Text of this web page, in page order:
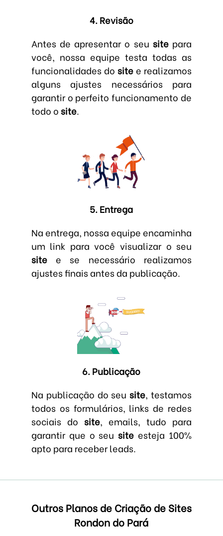
4. Revisão
Antes de apresentar o seu site para
você, nossa equipe testa todas as
funcionalidades do sitee realizamos
alguns ajustes necessários para
garantir o perfeito funcionamento de
todo osite.
5. Entrega
Na entrega, nossa equipe encaminha
um link para você visualizar o seu
sitee se necessário realizamos
ajustes finais antes da publicação.
6. Publicação
Na publicação do seusite, testamos
todos os formulários, links de redes
sociais do site, emails, tudo para
garantir que o seusite esteja 100%
apto para receber leads.
Outros Planos de Criação de Sites
Rondon do Pará